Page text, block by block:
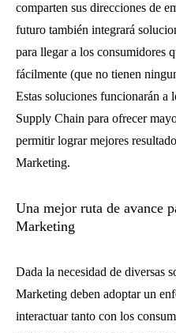
comparten sus direcciones de
futuro también integrará
para llegar a los consumidores
fácilmente (que no tienen
Estas soluciones funcionarán
Supply Chain para ofrecer
permitir lograr mejores
Marketing.
Una mejor ruta de avance
Marketing
Dada la necesidad de diversas
Marketing deben adoptar un
interactuar tanto con los